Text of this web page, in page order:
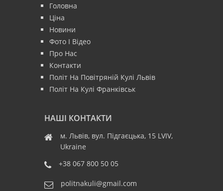
Головна
Ціна
Новини
Фото І Відео
Про Нас
Контакти
Політ На Повітряній Кулі Львів
Політ На Кулі Франківськ
НАШІ КОНТАКТИ
м. Львів, вул. Підгаєцька, 15 LVIV,
Ukraine
+38 067 800 50 05
politnakuli@gmail.com